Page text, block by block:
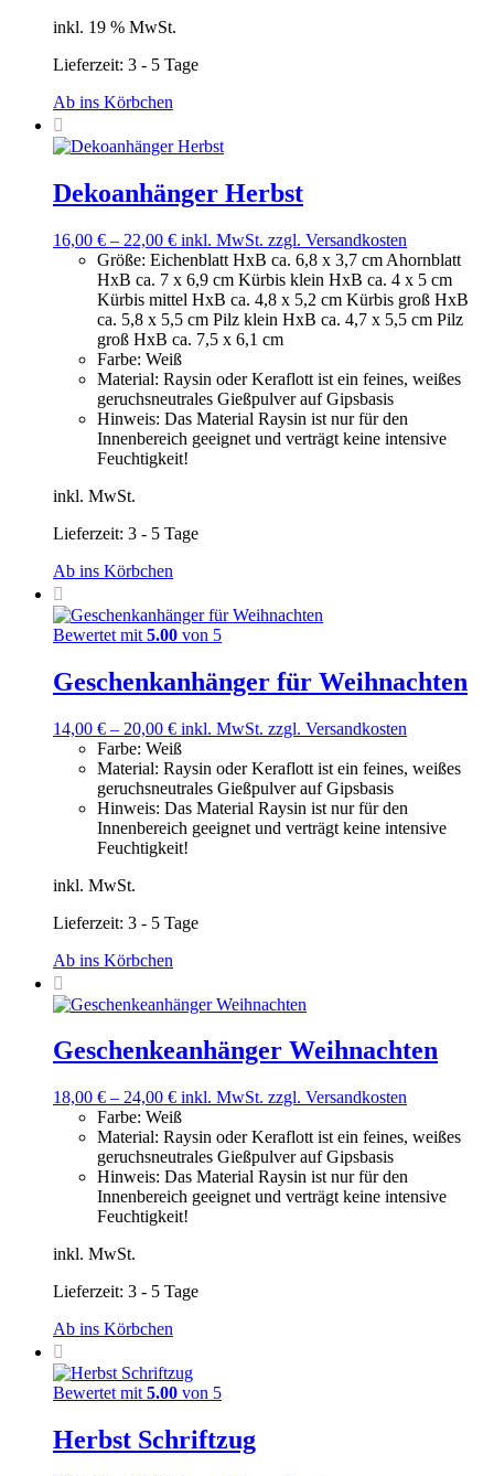
inkl. 19 % MwSt.
Lieferzeit: 3 - 5 Tage
Ab ins Körbchen
Dekoanhänger Herbst
16,00 € – 22,00 € inkl. MwSt. zzgl. Versandkosten
Größe: Eichenblatt HxB ca. 6,8 x 3,7 cm Ahornblatt
HxB ca. 7 x 6,9 cm Kürbis klein HxB ca. 4 x 5 cm
Kürbis mittel HxB ca. 4,8 x 5,2 cm Kürbis groß HxB
ca. 5,8 x 5,5 cm Pilz klein HxB ca. 4,7 x 5,5 cm Pilz
groß HxB ca. 7,5 x 6,1 cm
Farbe: Weiß
Material: Raysin oder Keraflott ist ein feines, weißes
geruchsneutrales Gießpulver auf Gipsbasis
Hinweis: Das Material Raysin ist nur für den
Innenbereich geeignet und verträgt keine intensive
Feuchtigkeit!
inkl. MwSt.
Lieferzeit: 3 - 5 Tage
Ab ins Körbchen
Bewertet mit 5.00 von 5
Geschenkanhänger für Weihnachten
14,00 € – 20,00 € inkl. MwSt. zzgl. Versandkosten
Farbe: Weiß
Material: Raysin oder Keraflott ist ein feines, weißes
geruchsneutrales Gießpulver auf Gipsbasis
Hinweis: Das Material Raysin ist nur für den
Innenbereich geeignet und verträgt keine intensive
Feuchtigkeit!
inkl. MwSt.
Lieferzeit: 3 - 5 Tage
Ab ins Körbchen
Geschenkeanhänger Weihnachten
18,00 € – 24,00 € inkl. MwSt. zzgl. Versandkosten
Farbe: Weiß
Material: Raysin oder Keraflott ist ein feines, weißes
geruchsneutrales Gießpulver auf Gipsbasis
Hinweis: Das Material Raysin ist nur für den
Innenbereich geeignet und verträgt keine intensive
Feuchtigkeit!
inkl. MwSt.
Lieferzeit: 3 - 5 Tage
Ab ins Körbchen
Bewertet mit 5.00 von 5
Herbst Schriftzug